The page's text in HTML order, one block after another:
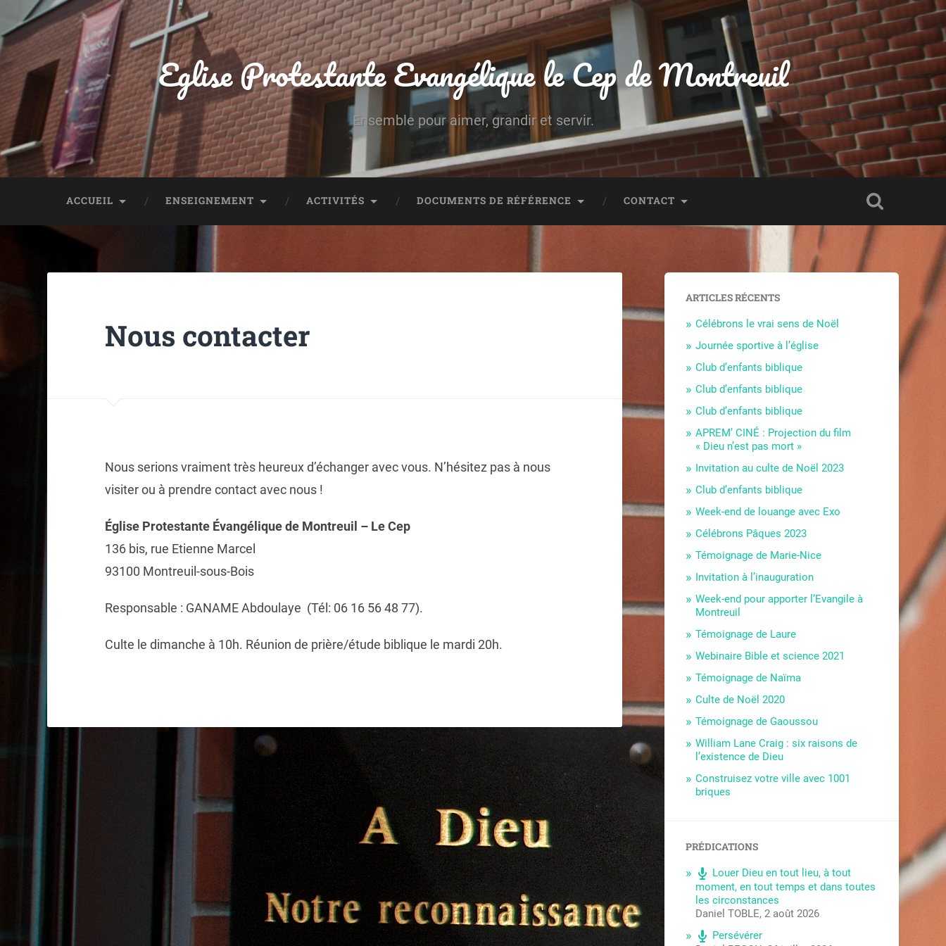
Eglise Protestante Evangélique le Cep de Montreuil
Ensemble pour aimer, grandir et servir.
ACCUEIL ENSEIGNEMENT ACTIVITÉS DOCUMENTS DE RÉFÉRENCE CONTACT
Nous contacter
Nous serions vraiment très heureux d’échanger avec vous. N’hésitez pas à nous
visiter ou à prendre contact avec nous !
Église Protestante Évangélique de Montreuil – Le Cep
136 bis, rue Etienne Marcel
93100 Montreuil-sous-Bois
Responsable : GANAME Abdoulaye (Tél: 06 16 56 48 77).
Culte le dimanche à 10h. Réunion de prière/étude biblique le mardi 20h.
ARTICLES RÉCENTS
Célébrons le vrai sens de Noël
Journée sportive à l’église
Club d’enfants biblique
Club d’enfants biblique
Club d’enfants biblique
APREM’ CINÉ : Projection du film
« Dieu n’est pas mort »
Invitation au culte de Noël 2023
Club d’enfants biblique
Week-end de louange avec Exo
Célébrons Pâques 2023
Témoignage de Marie-Nice
Invitation à l’inauguration
Week-end pour apporter l’Evangile à
Montreuil
Témoignage de Laure
Webinaire Bible et science 2021
Témoignage de Naïma
Culte de Noël 2020
Témoignage de Gaoussou
William Lane Craig : six raisons de
l’existence de Dieu
Construisez votre ville avec 1001
briques
PRÉDICATIONS
Louer Dieu en tout lieu, à tout
moment, en tout temps et dans toutes
les circonstances
Daniel TOBLE,2 août 2026
Persévérer